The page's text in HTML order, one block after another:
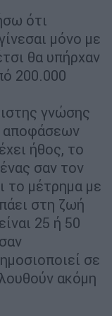
ότι
μόνο με
θα υπήρχαν
200.000
γνώσης
αποφάσεων
ήθος, το
σαν τον
το μέτρημα με
στη ζωή
25 ή 50
σε
ακόμη